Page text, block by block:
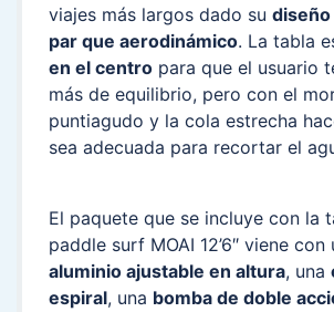
viajes más largos dado su diseño
par que aerodinámico. La tabla
en el centro para que el usuario
más de equilibrio, pero con el
puntiagudo y la cola estrecha
sea adecuada para recortar el
El paquete que se incluye con la
paddle surf MOAI 12’6″ viene con
aluminio ajustable en altura, una
espiral, una bomba de doble